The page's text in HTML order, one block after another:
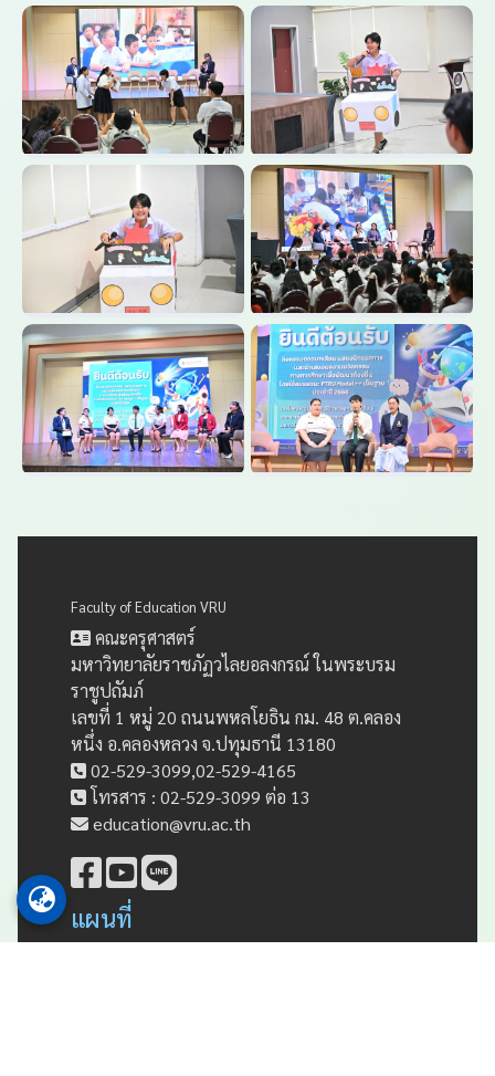
Faculty of Education VRU
คณะครุศาสตร์
มหาวิทยาลัยราชภัฏวไลยอลงกรณ์ ในพระบรม
ราชูปถัมภ์
เลขที่ 1 หมู่ 20 ถนนพหลโยธิน กม. 48 ต.คลอง
หนึ่ง อ.คลองหลวง จ.ปทุมธานี 13180
02-529-3099,02-529-4165
โทรสาร : 02-529-3099 ต่อ 13
education@vru.ac.th
แผนที่